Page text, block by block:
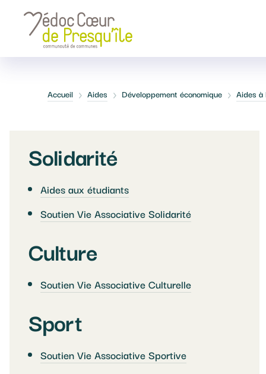
Fil
d'Ariane
Accueil Aides Développement économique Aides à
Solidarité
Aides aux étudiants
Soutien Vie Associative Solidarité
Culture
Soutien Vie Associative Culturelle
Sport
Soutien Vie Associative Sportive
Panneau de gestion des cookies